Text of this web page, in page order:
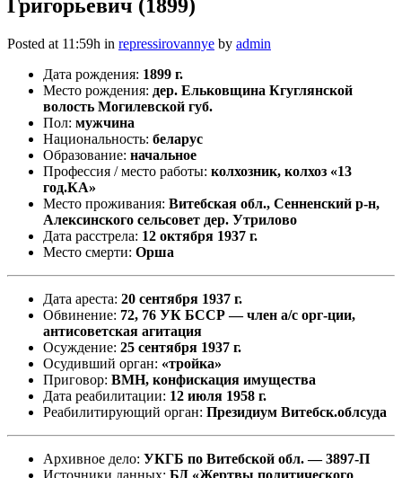
Григорьевич (1899)
Posted at 11:59h in repressirovannye by admin
Дата рождения: 1899 г.
Место рождения: дер. Ельковщина Кгуглянской
волость Могилевской губ.
Пол: мужчина
Национальность: беларус
Образование: начальное
Профессия / место работы: колхозник, колхоз «13
год.КА»
Место проживания: Витебская обл., Сенненский р-н,
Алексинского сельсовет дер. Утрилово
Дата расстрела: 12 октября 1937 г.
Место смерти: Орша
Дата ареста: 20 сентября 1937 г.
Обвинение: 72, 76 УК БССР — член а/с орг-ции,
антисоветская агитация
Осуждение: 25 сентября 1937 г.
Осудивший орган: «тройка»
Приговор: ВМН, конфискация имущества
Дата реабилитации: 12 июля 1958 г.
Реабилитирующий орган: Президиум Витебск.облсуда
Архивное дело: УКГБ по Витебской обл. — 3897-П
Источники данных: БД «Жертвы политического